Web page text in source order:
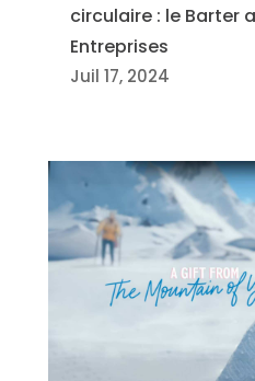
circulaire : le Barter
Entreprises
Juil 17, 2024